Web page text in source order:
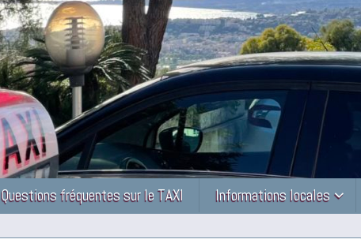
Questions fréquentes sur le TAXI Informations locales